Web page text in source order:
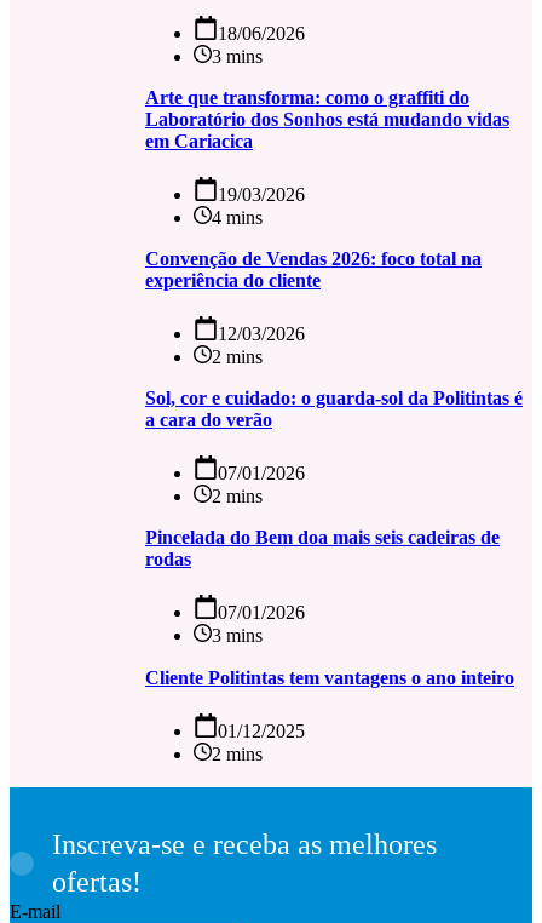
18/06/2026
3 mins
Arte que transforma: como o graffiti do
Laboratório dos Sonhos está mudando vidas
em Cariacica
19/03/2026
4 mins
Convenção de Vendas 2026: foco total na
experiência do cliente
12/03/2026
2 mins
Sol, cor e cuidado: o guarda-sol da Politintas é
a cara do verão
07/01/2026
2 mins
Pincelada do Bem doa mais seis cadeiras de
rodas
07/01/2026
3 mins
Cliente Politintas tem vantagens o ano inteiro
01/12/2025
2 mins
Inscreva-se e receba as melhores
ofertas!
E-mail